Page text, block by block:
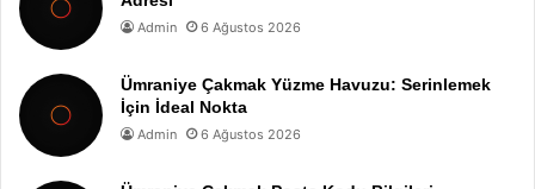
Admin 6 Ağustos 2026
Ümraniye Çakmak Yüzme Havuzu: Serinlemek
İçin İdeal Nokta
Admin 6 Ağustos 2026